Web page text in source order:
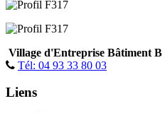
Village d'Entreprise Bâtiment B
Tél: 04 93 33 80 03
Liens